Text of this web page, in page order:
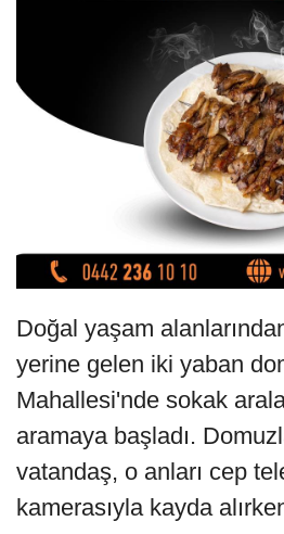
Doğal yaşam
yerine gelen iki yaban
Mahallesi'nde sokak
aramaya başladı.
vatandaş, o anları cep
kamerasıyla kayda